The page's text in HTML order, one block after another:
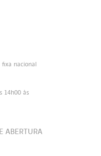
nacional
14h00 às
ABERTURA